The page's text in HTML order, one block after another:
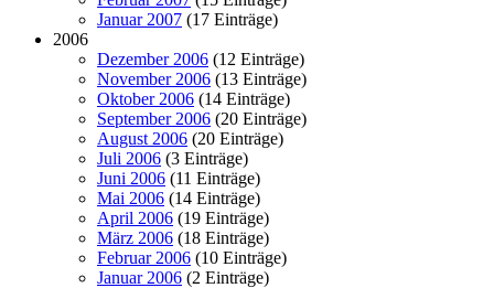
Januar 2007 (17 Einträge)
2006
Dezember 2006 (12 Einträge)
November 2006 (13 Einträge)
Oktober 2006 (14 Einträge)
September 2006 (20 Einträge)
August 2006 (20 Einträge)
Juli 2006 (3 Einträge)
Juni 2006 (11 Einträge)
Mai 2006 (14 Einträge)
April 2006 (19 Einträge)
März 2006 (18 Einträge)
Februar 2006 (10 Einträge)
Januar 2006 (2 Einträge)